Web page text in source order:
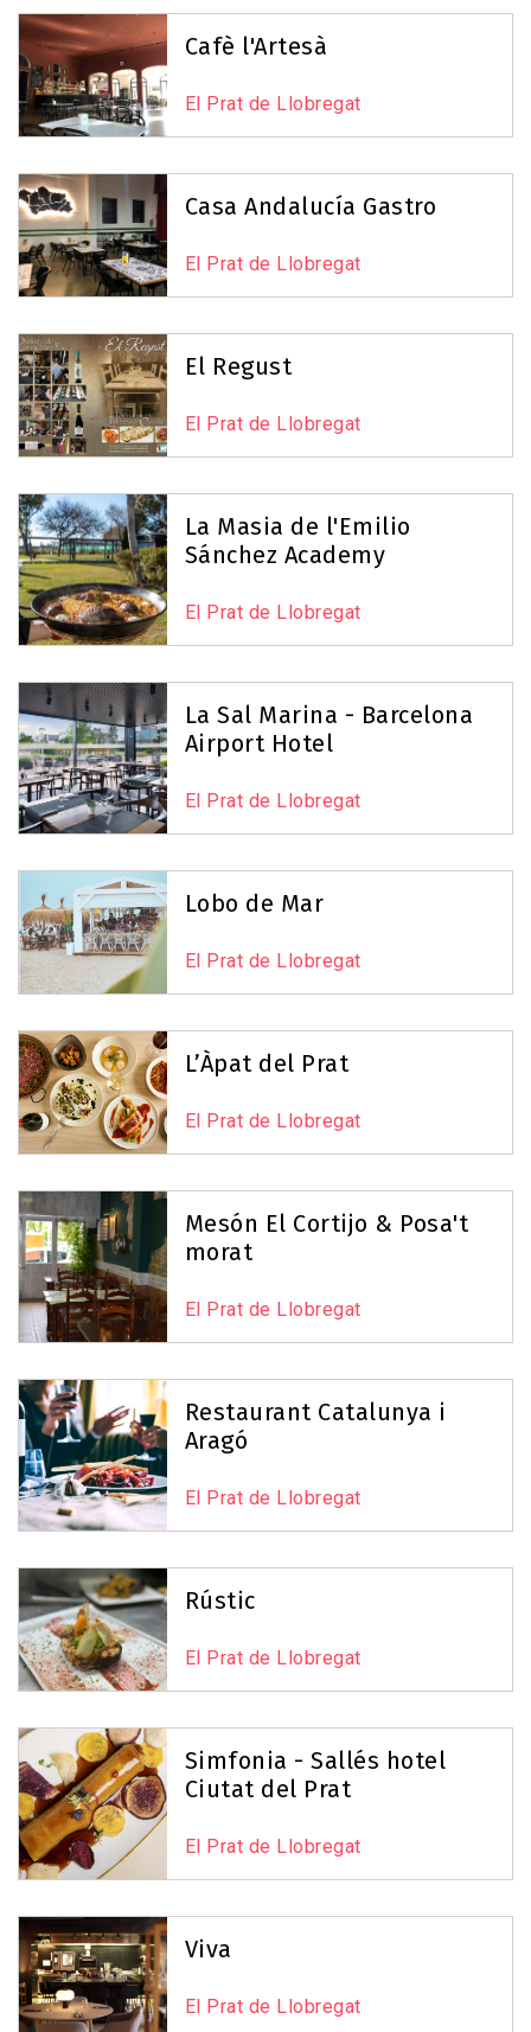
+
−
Cafè l'Artesà
El Prat de Llobregat
Casa Andalucía Gastro
El Prat de Llobregat
El Regust
El Prat de Llobregat
La Masia de l'Emilio
Sánchez Academy
El Prat de Llobregat
La Sal Marina - Barcelona
Airport Hotel
El Prat de Llobregat
Lobo de Mar
El Prat de Llobregat
L’Àpat del Prat
El Prat de Llobregat
Mesón El Cortijo & Posa't
morat
El Prat de Llobregat
Restaurant Catalunya i
Aragó
El Prat de Llobregat
Rústic
El Prat de Llobregat
Simfonia - Sallés hotel
Ciutat del Prat
El Prat de Llobregat
Viva
El Prat de Llobregat